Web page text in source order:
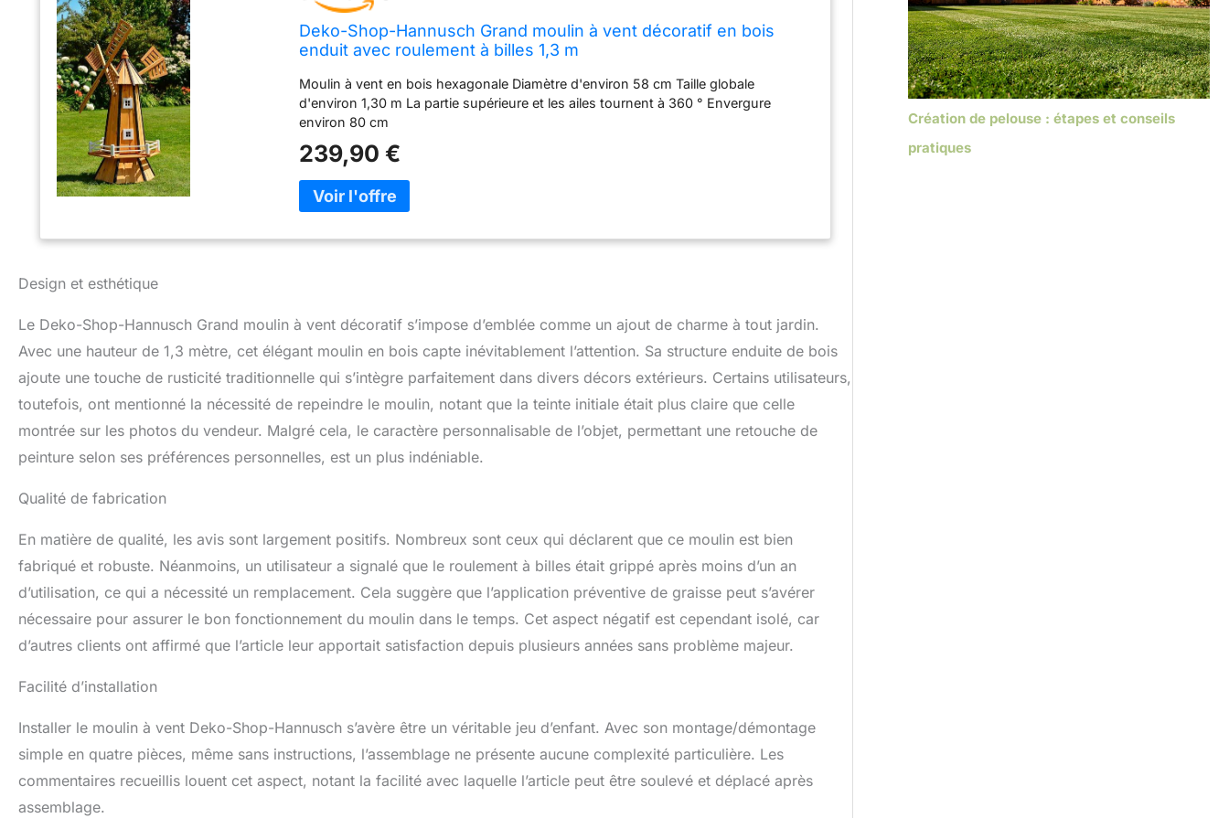
Deko-Shop-Hannusch Grand moulin à vent décoratif en bois
enduit avec roulement à billes 1,3 m
Moulin à vent en bois hexagonale Diamètre d'environ 58 cm Taille globale
d'environ 1,30 m La partie supérieure et les ailes tournent à 360 ° Envergure
environ 80 cm
239,90 €
Design et esthétique
Le Deko-Shop-Hannusch Grand moulin à vent décoratif s’impose d’emblée comme un ajout de charme à tout jardin.
Avec une hauteur de 1,3 mètre, cet élégant moulin en bois capte inévitablement l’attention. Sa structure enduite de bois
ajoute une touche de rusticité traditionnelle qui s’intègre parfaitement dans divers décors extérieurs. Certains utilisateurs,
toutefois, ont mentionné la nécessité de repeindre le moulin, notant que la teinte initiale était plus claire que celle
montrée sur les photos du vendeur. Malgré cela, le caractère personnalisable de l’objet, permettant une retouche de
peinture selon ses préférences personnelles, est un plus indéniable.
Qualité de fabrication
En matière de qualité, les avis sont largement positifs. Nombreux sont ceux qui déclarent que ce moulin est bien
fabriqué et robuste. Néanmoins, un utilisateur a signalé que le roulement à billes était grippé après moins d’un an
d’utilisation, ce qui a nécessité un remplacement. Cela suggère que l’application préventive de graisse peut s’avérer
nécessaire pour assurer le bon fonctionnement du moulin dans le temps. Cet aspect négatif est cependant isolé, car
d’autres clients ont affirmé que l’article leur apportait satisfaction depuis plusieurs années sans problème majeur.
Facilité d’installation
Installer le moulin à vent Deko-Shop-Hannusch s’avère être un véritable jeu d’enfant. Avec son montage/démontage
simple en quatre pièces, même sans instructions, l’assemblage ne présente aucune complexité particulière. Les
commentaires recueillis louent cet aspect, notant la facilité avec laquelle l’article peut être soulevé et déplacé après
assemblage.
Création de pelouse : étapes et conseils
pratiques